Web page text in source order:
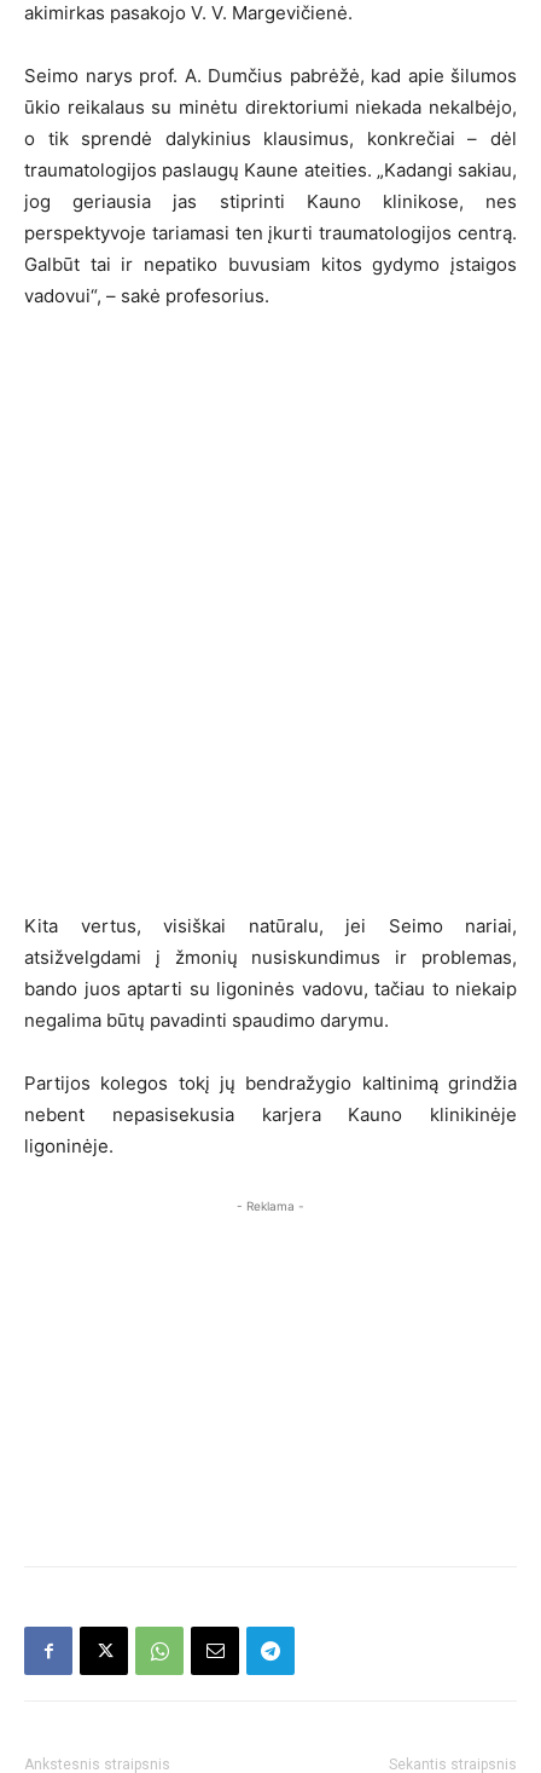
akimirkas pasakojo V. V. Margevičienė.
Seimo narys prof. A. Dumčius pabrėžė, kad apie šilumos
ūkio reikalaus su minėtu direktoriumi niekada nekalbėjo,
o tik sprendė dalykinius klausimus, konkrečiai – dėl
traumatologijos paslaugų Kaune ateities. „Kadangi sakiau,
jog geriausia jas stiprinti Kauno klinikose, nes
perspektyvoje tariamasi ten įkurti traumatologijos centrą.
Galbūt tai ir nepatiko buvusiam kitos gydymo įstaigos
vadovui“, – sakė profesorius.
Kita vertus, visiškai natūralu, jei Seimo nariai,
atsižvelgdami į žmonių nusiskundimus ir problemas,
bando juos aptarti su ligoninės vadovu, tačiau to niekaip
negalima būtų pavadinti spaudimo darymu.
Partijos kolegos tokį jų bendražygio kaltinimą grindžia
nebent nepasisekusia karjera Kauno klinikinėje
ligoninėje.
- Reklama -
Ankstesnis straipsnis Sekantis straipsnis